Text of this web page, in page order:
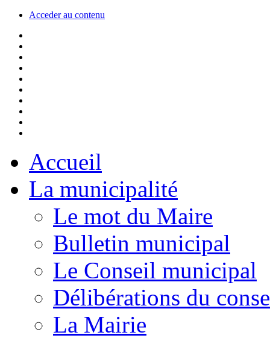
Acceder au contenu
Accueil
La municipalité
Le mot du Maire
Bulletin municipal
Le Conseil municipal
Délibérations du
La Mairie